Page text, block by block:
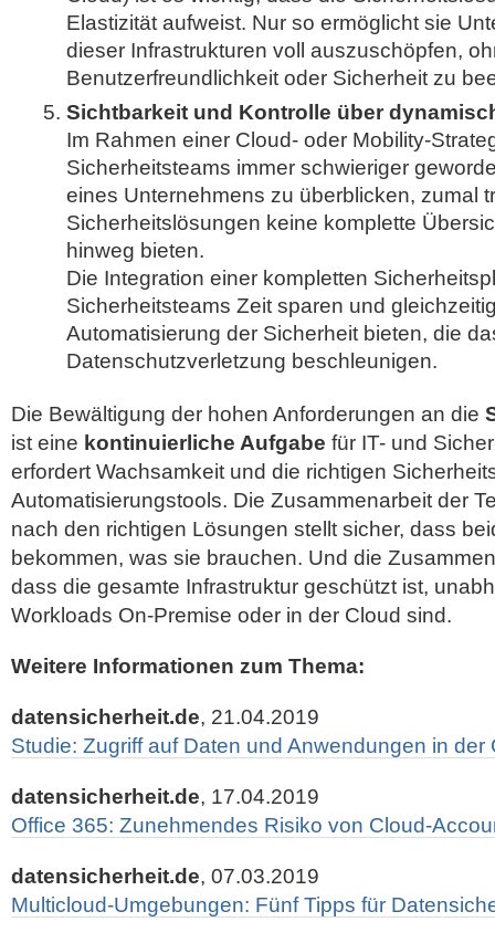
Elastizität aufweist. Nur so ermöglicht sie
dieser Infrastrukturen voll auszuschöpfen,
Benutzerfreundlichkeit oder Sicherheit zu
Sichtbarkeit und Kontrolle über
Im Rahmen einer Cloud- oder Mobility-
Sicherheitsteams immer schwieriger
eines Unternehmens zu überblicken, zumal
Sicherheitslösungen keine komplette
hinweg bieten.
Die Integration einer kompletten
Sicherheitsteams Zeit sparen und
Automatisierung der Sicherheit bieten, die
Datenschutzverletzung beschleunigen.
Die Bewältigung der hohen Anforderungen an die
ist eine kontinuierliche Aufgabe für IT- und
erfordert Wachsamkeit und die richtigen
Automatisierungstools. Die Zusammenarbeit der
nach den richtigen Lösungen stellt sicher, dass
bekommen, was sie brauchen. Und die
dass die gesamte Infrastruktur geschützt ist,
Workloads On-Premise oder in der Cloud sind.
Weitere Informationen zum Thema:
datensicherheit.de, 21.04.2019
Studie: Zugriff auf Daten und Anwendungen in der
datensicherheit.de, 17.04.2019
Office 365: Zunehmendes Risiko von Cloud-
datensicherheit.de, 07.03.2019
Multicloud-Umgebungen: Fünf Tipps für